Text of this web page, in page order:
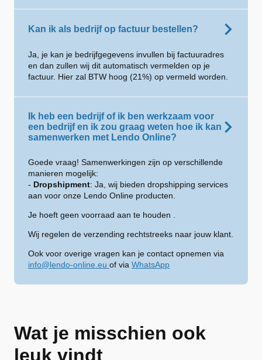
Kan ik als bedrijf op factuur bestellen?
Ja, je kan je bedrijfgegevens invullen bij factuuradres
en dan zullen wij dit automatisch vermelden op je
factuur. Hier zal BTW hoog (21%) op vermeld worden.
Ik heb een bedrijf of ik ben werkzaam voor
een bedrijf en ik zou graag weten hoe ik kan
samenwerken met Lendo Online?
Goede vraag! Samenwerkingen zijn op verschillende
manieren mogelijk:
- Dropshipment: Ja, wij bieden dropshipping services
aan voor onze Lendo Online producten.
Je hoeft geen voorraad aan te houden .
Wij regelen de verzending rechtstreeks naar jouw klant.
Ook voor overige vragen kan je contact opnemen via
info@lendo-online.eu of via WhatsApp
Wat je misschien ook
leuk vindt